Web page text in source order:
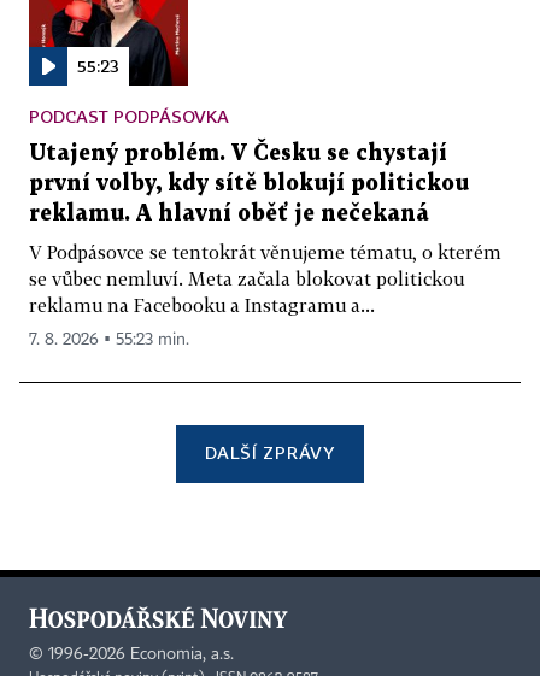
55:23
PODCAST PODPÁSOVKA
Utajený problém. V Česku se chystají
první volby, kdy sítě blokují politickou
reklamu. A hlavní oběť je nečekaná
V Podpásovce se tentokrát věnujeme tématu, o kterém
se vůbec nemluví. Meta začala blokovat politickou
reklamu na Facebooku a Instagramu a...
7. 8. 2026 ▪ 55:23 min.
DALŠÍ ZPRÁVY
© 1996-2026 Economia, a.s.